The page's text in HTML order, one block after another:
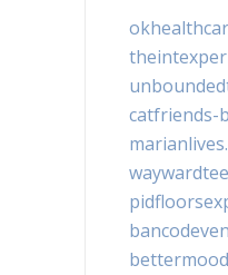
catfriends-